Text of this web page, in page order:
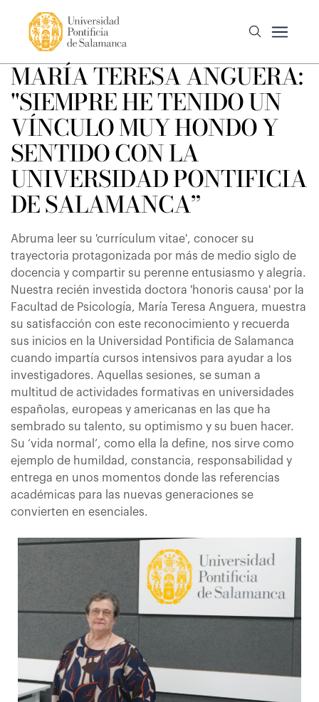
MARÍA TERESA ANGUERA:
"SIEMPRE HE TENIDO UN
VÍNCULO MUY HONDO Y
SENTIDO CON LA
UNIVERSIDAD PONTIFICIA
DE SALAMANCA”
Abruma leer su 'currículum vitae', conocer su
trayectoria protagonizada por más de medio siglo de
docencia y compartir su perenne entusiasmo y alegría.
Nuestra recién investida doctora 'honoris causa' por la
Facultad de Psicología, María Teresa Anguera, muestra
su satisfacción con este reconocimiento y recuerda
sus inicios en la Universidad Pontificia de Salamanca
cuando impartía cursos intensivos para ayudar a los
investigadores. Aquellas sesiones, se suman a
multitud de actividades formativas en universidades
españolas, europeas y americanas en las que ha
sembrado su talento, su optimismo y su buen hacer.
Su ‘vida normal’, como ella la define, nos sirve como
ejemplo de humildad, constancia, responsabilidad y
entrega en unos momentos donde las referencias
académicas para las nuevas generaciones se
convierten en esenciales.